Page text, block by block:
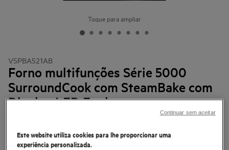
Toque para ampliar
V5PBA521AB
Forno multifunções Série 5000
SurroundCook com SteamBake com
Display LED Explore
Ficha de informação do produto
Benefícios
Este website utiliza cookies para lhe proporcionar uma
experiência personalizada.
Continuar sem aceitar